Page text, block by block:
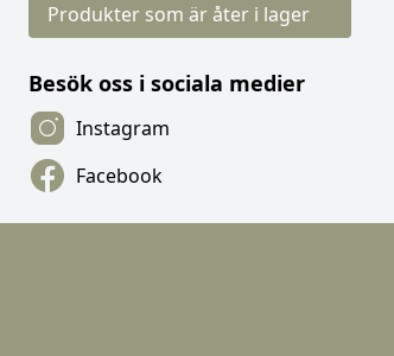
Produkter som är åter i lager
Besök oss i sociala medier
Instagram
Facebook